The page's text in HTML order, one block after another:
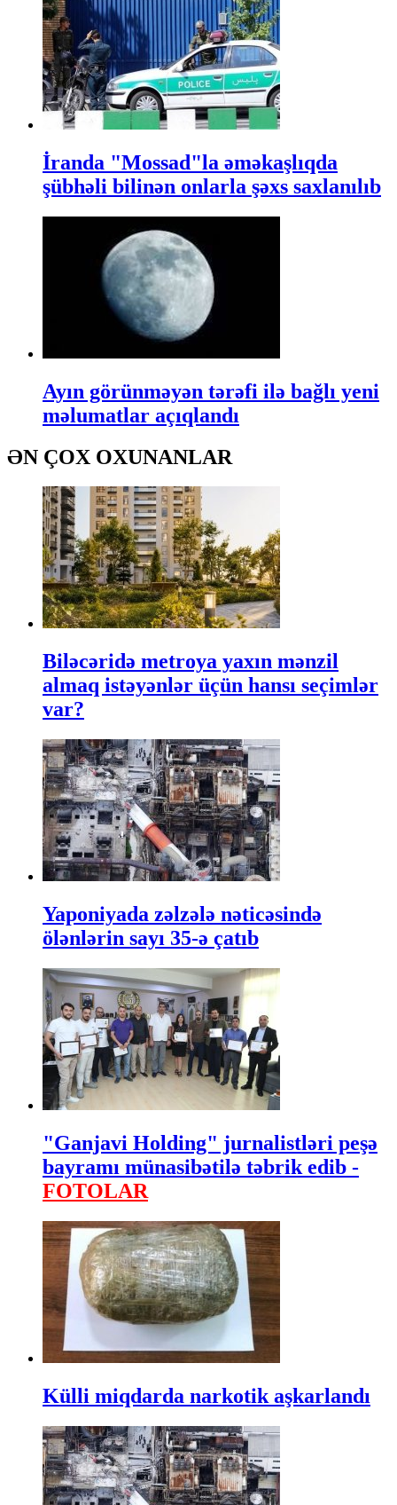
İranda "Mossad"la əməkaşlıqda
şübhəli bilinən onlarla şəxs saxlanılıb
Ayın görünməyən tərəfi ilə bağlı yeni
məlumatlar açıqlandı
ƏN ÇOX OXUNANLAR
Biləcəridə metroya yaxın mənzil
almaq istəyənlər üçün hansı seçimlər
var?
Yaponiyada zəlzələ nəticəsində
ölənlərin sayı 35-ə çatıb
"Ganjavi Holding" jurnalistləri peşə
bayramı münasibətilə təbrik edib -
FOTOLAR
Külli miqdarda narkotik aşkarlandı